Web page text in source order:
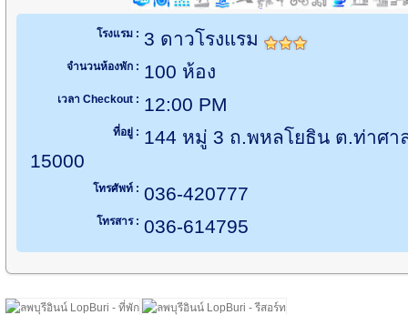
โรงแรม : 3 ดาวโรงแรม
จำนวนห้องพัก : 100 ห้อง
เวลา Checkout : 12:00 PM
ที่อยู่ : 144 หมู่ 3 ถ.พหลโยธิน ต.ท่าศา
15000
โทรศัพท์ : 036-420777
โทรสาร : 036-614795